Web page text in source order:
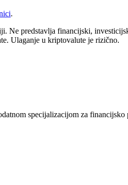
.
Ne predstavlja financijski,
Ulaganje u kriptovalute je rizično.
specijalizacijom za